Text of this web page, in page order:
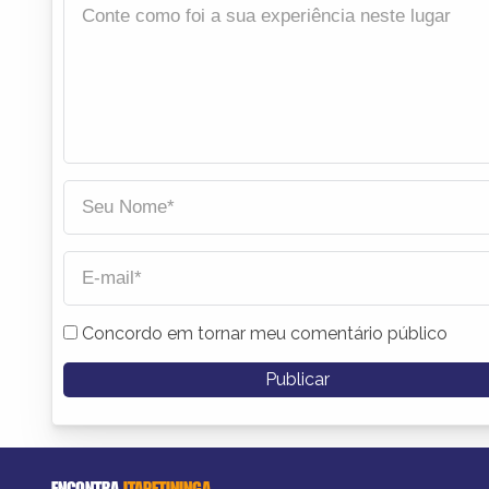
Concordo em tornar meu comentário público